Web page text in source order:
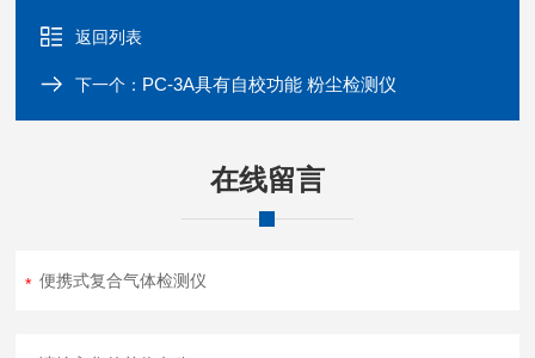
返回列表
下一个： PC-3A具有自校功能 粉尘检测仪
在线留言